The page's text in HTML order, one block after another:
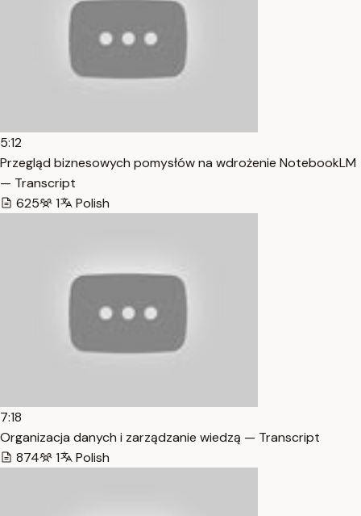
5:12
Przegląd biznesowych pomysłów na wdrożenie NotebookLM
— Transcript
625
1 Polish
7:18
Organizacja danych i zarządzanie wiedzą — Transcript
874
1 Polish